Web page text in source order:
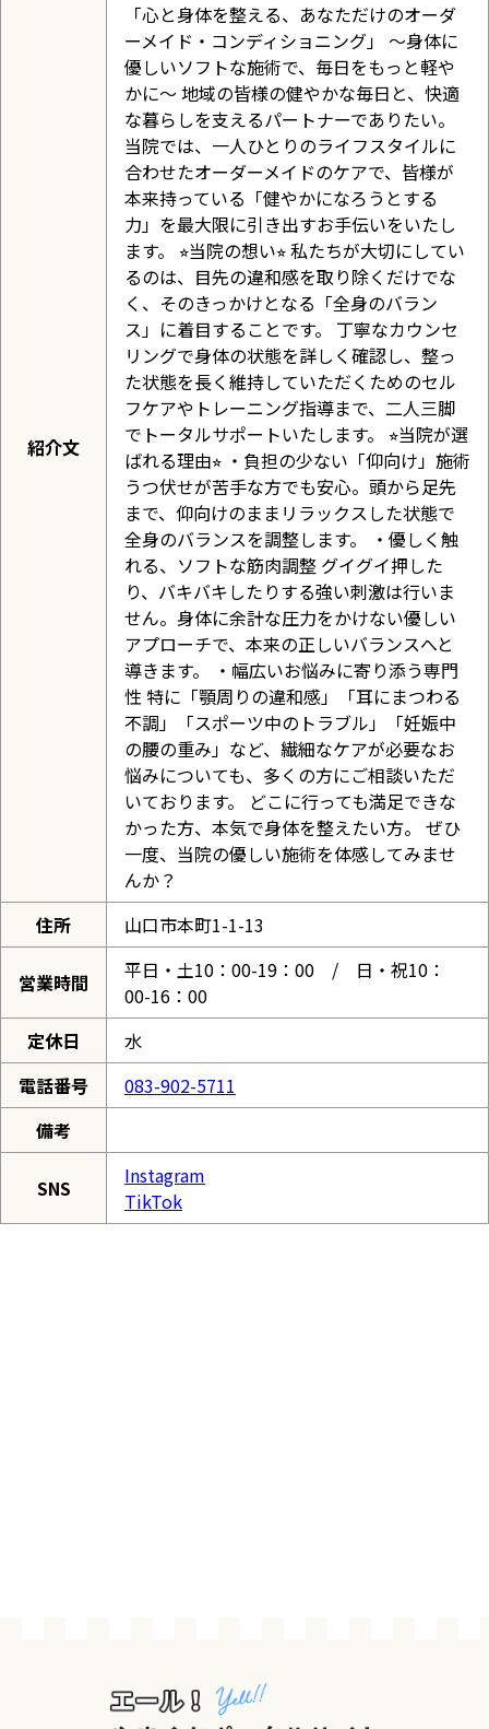
紹介文
「心と身体を整える、あなただけのオーダ
ーメイド・コンディショニング」 〜身体に
優しいソフトな施術で、毎日をもっと軽や
かに〜 地域の皆様の健やかな毎日と、快適
な暮らしを支えるパートナーでありたい。
当院では、一人ひとりのライフスタイルに
合わせたオーダーメイドのケアで、皆様が
本来持っている「健やかになろうとする
力」を最大限に引き出すお手伝いをいたし
ます。 ⭐︎当院の想い⭐︎ 私たちが大切にしてい
るのは、目先の違和感を取り除くだけでな
く、そのきっかけとなる「全身のバラン
ス」に着目することです。 丁寧なカウンセ
リングで身体の状態を詳しく確認し、整っ
た状態を長く維持していただくためのセル
フケアやトレーニング指導まで、二人三脚
でトータルサポートいたします。 ⭐︎当院が選
ばれる理由⭐︎ ・負担の少ない「仰向け」施術
うつ伏せが苦手な方でも安心。頭から足先
まで、仰向けのままリラックスした状態で
全身のバランスを調整します。 ・優しく触
れる、ソフトな筋肉調整 グイグイ押した
り、バキバキしたりする強い刺激は行いま
せん。身体に余計な圧力をかけない優しい
アプローチで、本来の正しいバランスへと
導きます。 ・幅広いお悩みに寄り添う専門
性 特に「顎周りの違和感」「耳にまつわる
不調」「スポーツ中のトラブル」「妊娠中
の腰の重み」など、繊細なケアが必要なお
悩みについても、多くの方にご相談いただ
いております。 どこに行っても満足できな
かった方、本気で身体を整えたい方。 ぜひ
一度、当院の優しい施術を体感してみませ
んか？
住所
山口市本町1-1-13
営業時間
平日・土10：00-19：00 / 日・祝10：
00-16：00
定休日
水
電話番号
083-902-5711
備考
SNS
Instagram
TikTok